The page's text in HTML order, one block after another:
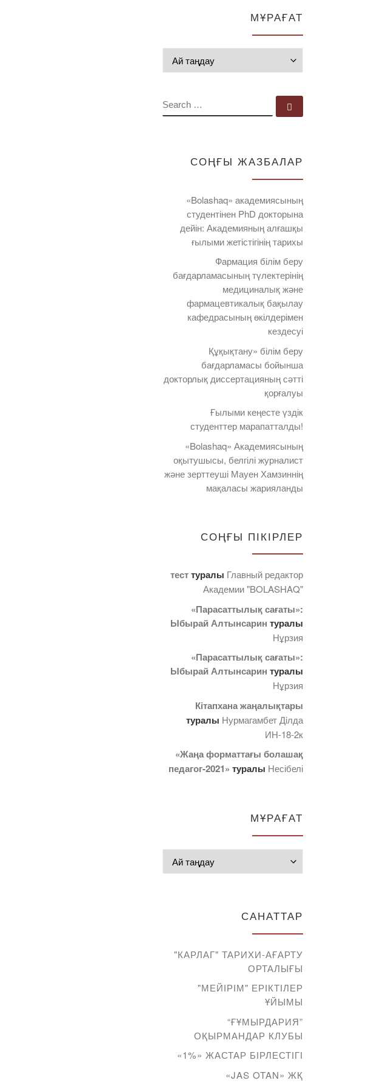
МҰРАҒАТ
SEARCH
СОҢҒЫ ЖАЗБАЛАР
«Bolashaq» академиясының
студентінен PhD докторына
дейін: Академияның алғашқы
ғылыми жетістігінің тарихы
Фармация білім беру
бағдарламасының түлектерінің
медициналық және
фармацевтикалық бақылау
кафедрасының өкілдерімен
кездесуі
Құқықтану» білім беру
бағдарламасы бойынша
докторлық диссертацияның сәтті
қорғалуы
Ғылыми кеңесте үздік
студенттер марапатталды!
«Bolashaq» Академиясының
оқытушысы, белгілі журналист
және зерттеуші Мауен Хамзиннің
мақаласы жарияланды
СОҢҒЫ ПІКІРЛЕР
тесттуралы Главный редактор
Академии "BOLASHAQ"
«Парасаттылық сағаты»:
Ыбырай Алтынсарин туралы
Нұрзия
«Парасаттылық сағаты»:
Ыбырай Алтынсарин туралы
Нұрзия
Кітапхана жаңалықтары
туралы Нурмагамбет Дiлда
ИН-18-2к
«Жаңа форматтағы болашақ
педагог-2021» туралы Несібелі
МҰРАҒАТ
САНАТТАР
"КАРЛАГ" ТАРИХИ-АҒАРТУ
ОРТАЛЫҒЫ
"МЕЙІРІМ" ЕРІКТІЛЕР
ҰЙЫМЫ
“ҒҰМЫРДАРИЯ”
ОҚЫРМАНДАР КЛУБЫ
«1%» ЖАСТАР БІРЛЕСТІГІ
«JAS OTAN» ЖҚ